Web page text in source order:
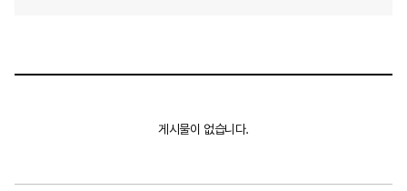
게시물이 없습니다.